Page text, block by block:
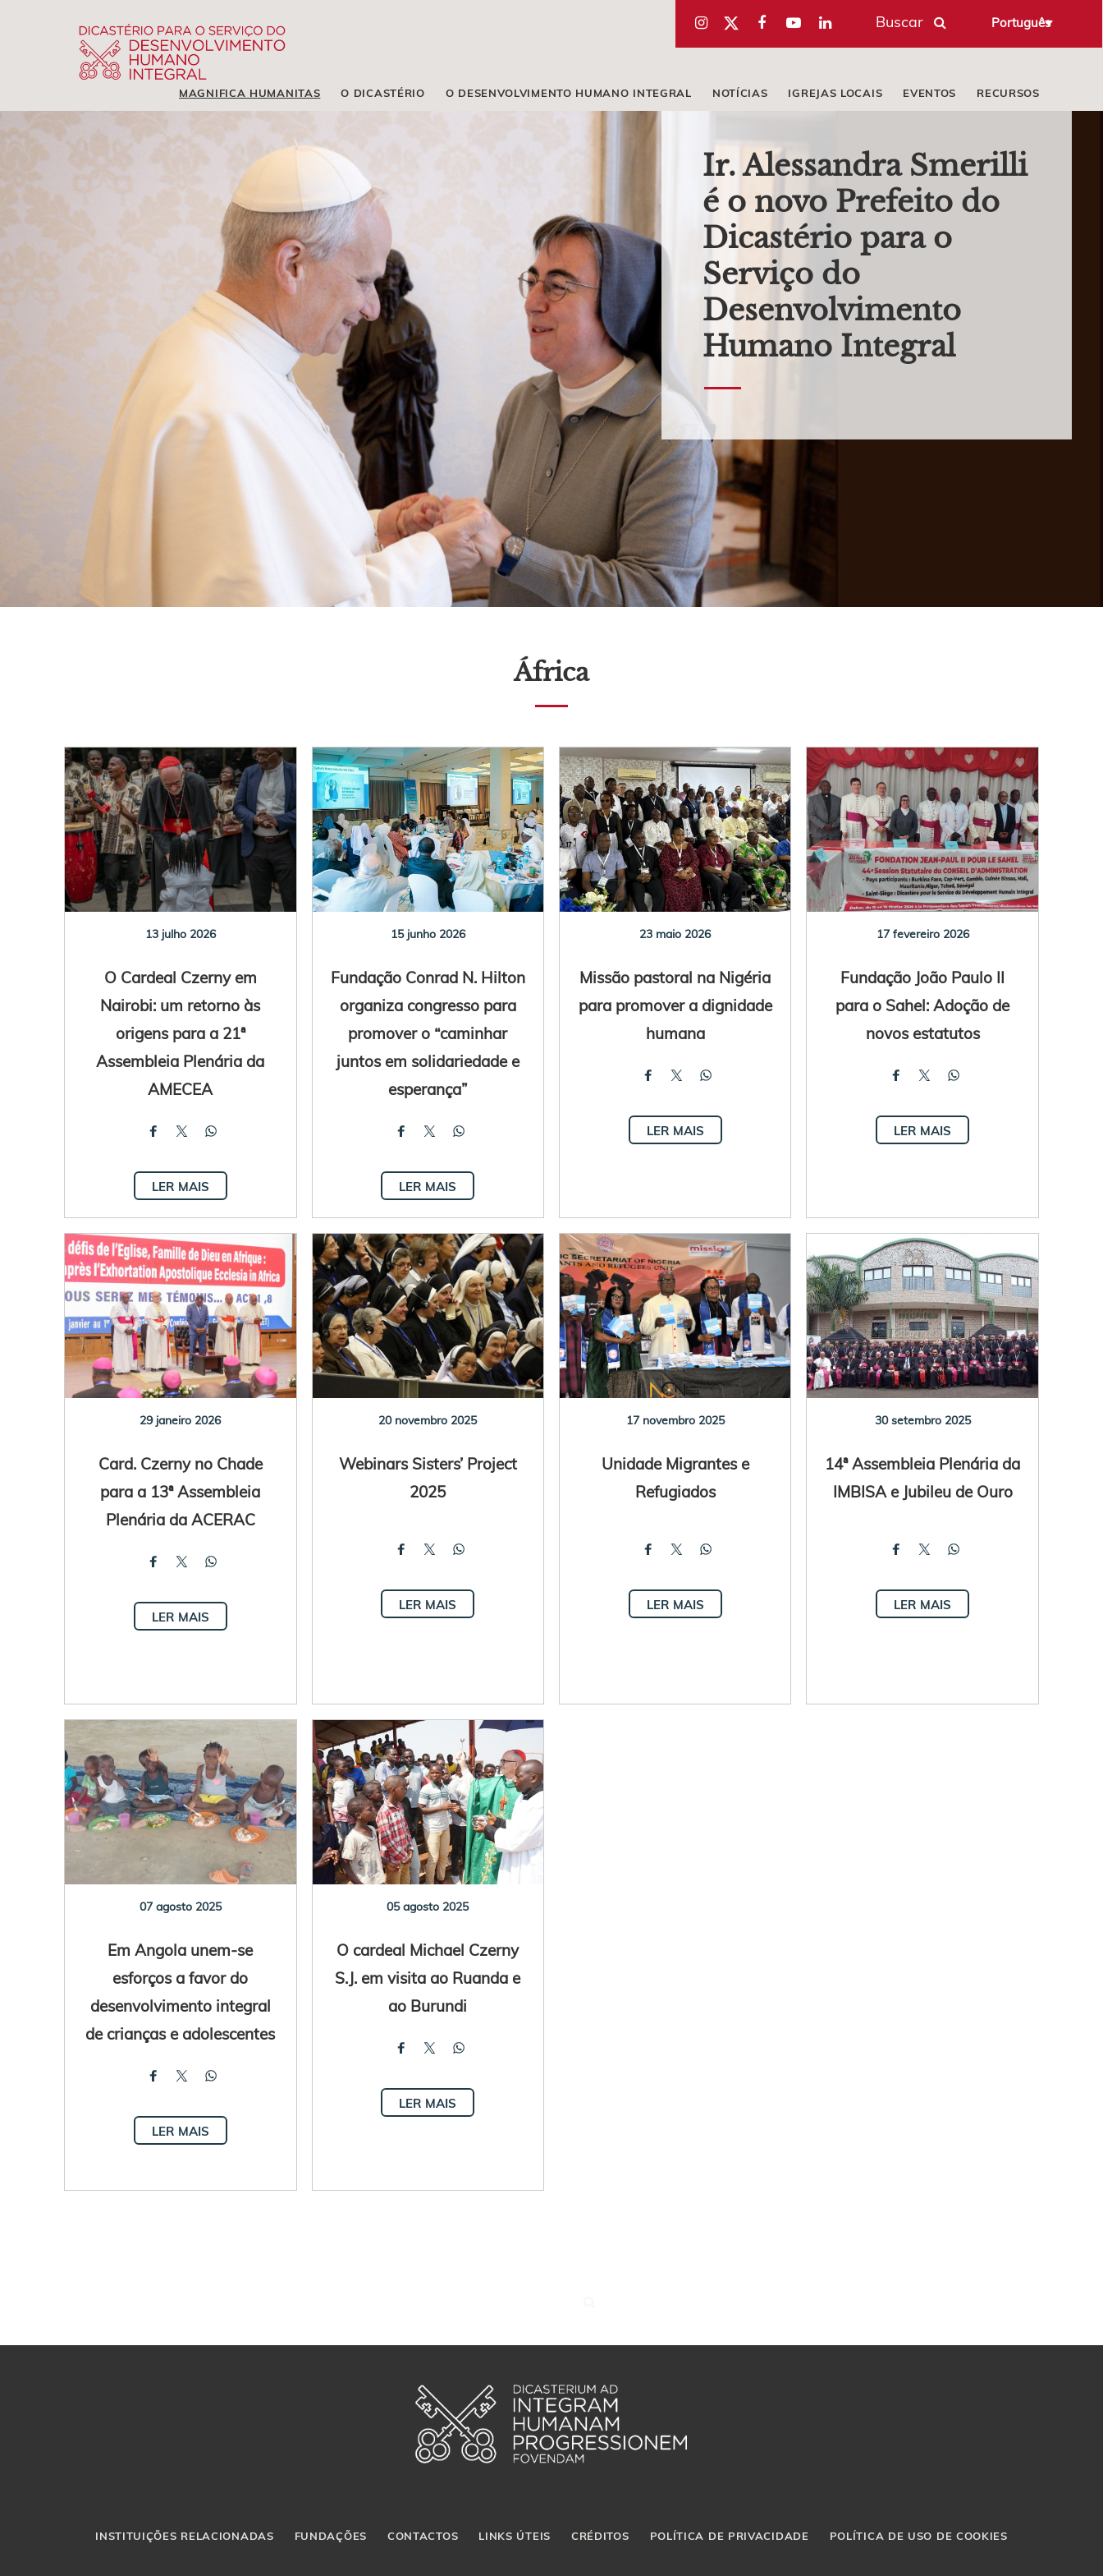
Buscar Português
MAGNIFICA HUMANITAS O DICASTÉRIO O DESENVOLVIMENTO HUMANO INTEGRAL NOTÍCIAS IGREJAS LOCAIS EVENTOS RECURSOS
Ir. Alessandra Smerilli
é o novo Prefeito do
Dicastério para o
Serviço do
Desenvolvimento
Humano Integral
África
13 julho 2026
O Cardeal Czerny em
Nairobi: um retorno às
origens para a 21ª
Assembleia Plenária da
AMECEA
LER MAIS
15 junho 2026
Fundação Conrad N. Hilton
organiza congresso para
promover o “caminhar
juntos em solidariedade e
esperança”
LER MAIS
23 maio 2026
Missão pastoral na Nigéria
para promover a dignidade
humana
LER MAIS
17 fevereiro 2026
Fundação João Paulo II
para o Sahel: Adoção de
novos estatutos
LER MAIS
29 janeiro 2026
Card. Czerny no Chade
para a 13ª Assembleia
Plenária da ACERAC
LER MAIS
20 novembro 2025
Webinars Sisters’ Project
2025
LER MAIS
17 novembro 2025
Unidade Migrantes e
Refugiados
LER MAIS
30 setembro 2025
14ª Assembleia Plenária da
IMBISA e Jubileu de Ouro
LER MAIS
07 agosto 2025
Em Angola unem-se
esforços a favor do
desenvolvimento integral
de crianças e adolescentes
LER MAIS
05 agosto 2025
O cardeal Michael Czerny
S.J. em visita ao Ruanda e
ao Burundi
LER MAIS
INSTITUIÇÕES RELACIONADAS FUNDAÇÕES CONTACTOS LINKS ÚTEIS CRÉDITOS POLÍTICA DE PRIVACIDADE POLÍTICA DE USO DE COOKIES